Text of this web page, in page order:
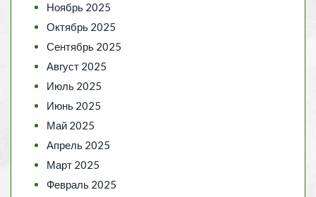
Ноябрь 2025
Октябрь 2025
Сентябрь 2025
Август 2025
Июль 2025
Июнь 2025
Май 2025
Апрель 2025
Март 2025
Февраль 2025